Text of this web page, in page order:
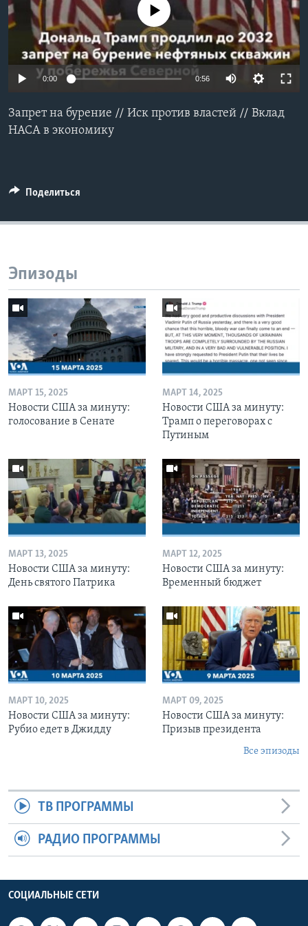
Learning English
СОЦИАЛЬНЫЕ СЕТИ
Языки
No media source currently available
0:00 0:56
Запрет на бурение // Иск против властей // Вклад
НАСА в экономику
Поделиться
Эпизоды
МАРТ 15, 2025
Новости США за минуту:
голосование в Сенате
МАРТ 14, 2025
Новости США за минуту:
Трамп о переговорах с
Путиным
МАРТ 13, 2025
Новости США за минуту:
День святого Патрика
МАРТ 12, 2025
Новости США за минуту:
Временный бюджет
МАРТ 10, 2025
Новости США за минуту:
Рубио едет в Джидду
МАРТ 09, 2025
Новости США за минуту:
Призыв президента
Все эпизоды
ТВ ПРОГРАММЫ
РАДИО ПРОГРАММЫ
СОЦИАЛЬНЫЕ СЕТИ